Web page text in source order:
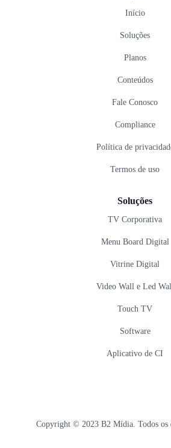
Início
Soluções
Planos
Conteúdos
Fale Conosco
Compliance
Política de
Termos de uso
Soluções
TV Corporativa
Menu Board Digital
Vitrine Digital
Video Wall e Led
Touch TV
Software
Aplicativo de CI
Copyright © 2023 B2 Mídia. Todos os